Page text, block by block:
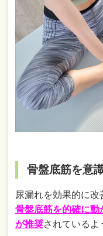
骨盤底筋を意
尿漏れを効果的に
骨盤底筋を的確に動
が推奨されているよ